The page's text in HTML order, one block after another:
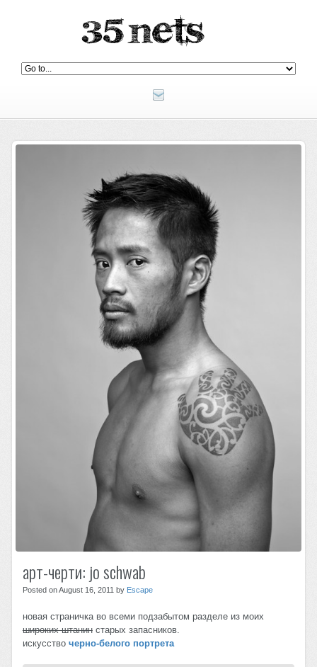
арт-черти: jo schwab
Posted on August 16, 2011 by Escape
новая страничка во всеми подзабытом разделе из моих
широких штанинстарых запасников.
искусство черно-белого портрета